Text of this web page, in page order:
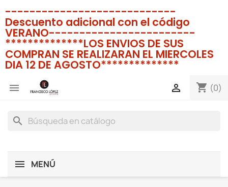
----------------------------
Descuento adicional con el código
VERANO------------------------
**************LOS ENVIOS DE SUS
COMPRAN SE REALIZARAN EL MIERCOLES
DIA 12 DE AGOSTO**************
 shopping_cart (0)

search
MENÚ